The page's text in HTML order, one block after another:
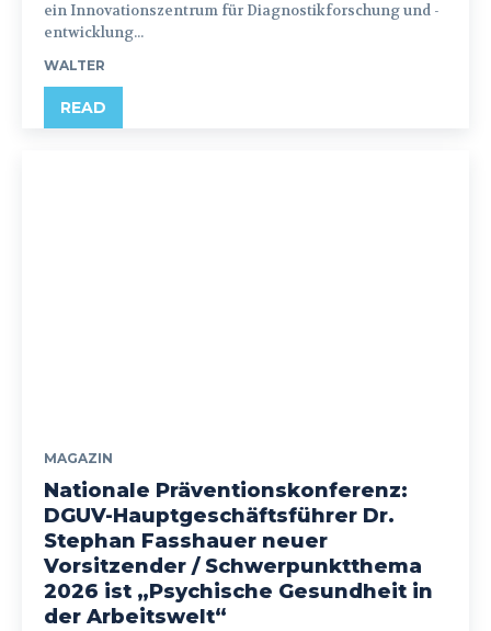
ein Innovationszentrum für Diagnostikforschung und -
entwicklung...
WALTER
READ
MAGAZIN
Nationale Präventionskonferenz:
DGUV-Hauptgeschäftsführer Dr.
Stephan Fasshauer neuer
Vorsitzender / Schwerpunktthema
2026 ist „Psychische Gesundheit in
der Arbeitswelt“